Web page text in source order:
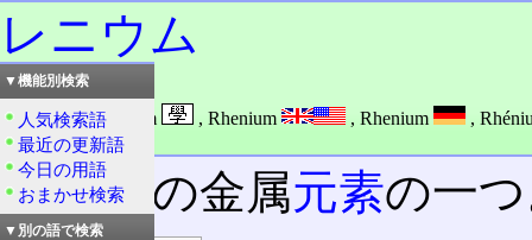
レニウム
読み：レニウム
外語：Re: Rhenium , Rhenium , Rhenium ,
品詞：名詞
銀白色 の金属元素の一
▼機能別検索
人気検索語
最近の更新語
今日の用語
おまかせ検索
▼別の語で検索